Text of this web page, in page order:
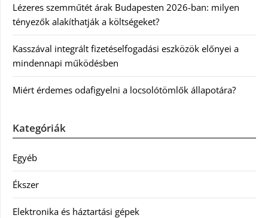
Lézeres szemműtét árak Budapesten 2026-ban: milyen
tényezők alakíthatják a költségeket?
Kasszával integrált fizetéselfogadási eszközök előnyei a
mindennapi működésben
Miért érdemes odafigyelni a locsolótömlők állapotára?
Kategóriák
Egyéb
Ékszer
Elektronika és háztartási gépek